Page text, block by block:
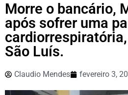
Morre o bancário,
após sofrer uma
São Luís.
Claudio Mendes fevereiro 3,